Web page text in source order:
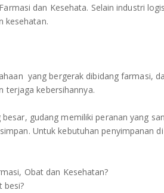
dan Kesehata. Selain industri
kesehatan.
yang bergerak dibidang farmasi,
terjaga kebersihannya.
gudang memiliki peranan yang
Untuk kebutuhan penyimpanan
Obat dan Kesehatan?
besi?